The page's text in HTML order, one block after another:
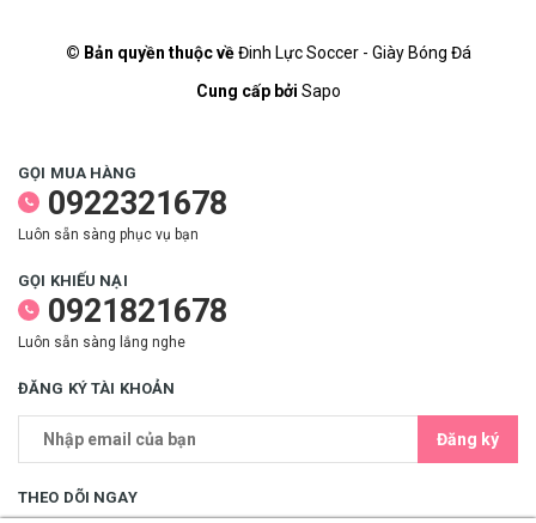
© Bản quyền thuộc vềĐinh Lực Soccer - Giày Bóng Đá
Cung cấp bởi Sapo
GỌI MUA HÀNG
0922321678
Luôn sẵn sàng phục vụ bạn
GỌI KHIẾU NẠI
0921821678
Luôn sẵn sàng lắng nghe
ĐĂNG KÝ TÀI KHOẢN
Đăng ký
THEO DÕI NGAY